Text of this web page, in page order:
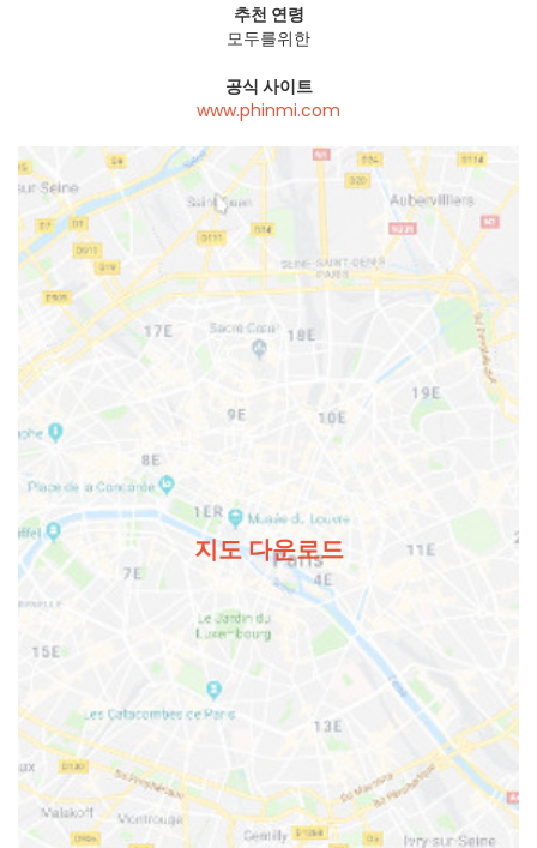
추천 연령
모두를위한
공식 사이트
www.phinmi.com
지도 다운로드